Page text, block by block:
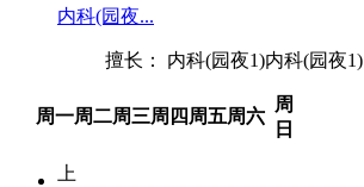
内科(园夜...
擅长： 内科(园夜1)内科(园夜1)
周一周二周三周四 周五周六
周
日
上